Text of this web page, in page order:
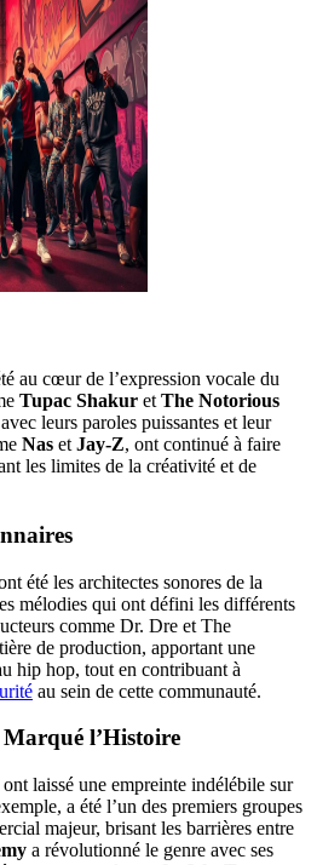
au cœur de l’expression vocale du
Tupac Shakur et The Notorious
leurs paroles puissantes et leur
Nas et Jay-Z, ont continué à faire
les limites de la créativité et de
été les architectes sonores de la
mélodies qui ont défini les différents
comme Dr. Dre et The
de production, apportant une
hip hop, tout en contribuant à
au sein de cette communauté.
l’Histoire
laissé une empreinte indélébile sur
a été l’un des premiers groupes
majeur, brisant les barrières entre
a révolutionné le genre avec ses